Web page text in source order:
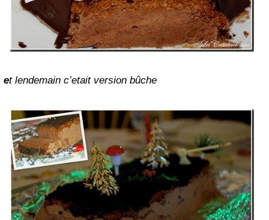
et lendemain c’etait version bûche